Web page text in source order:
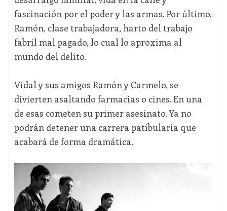
fascinación por el poder y las armas. Por último,
Ramón, clase trabajadora, harto del trabajo
fabril mal pagado, lo cual lo aproxima al
mundo del delito.
Vidal y sus amigos Ramón y Carmelo, se
divierten asaltando farmacias o cines. En una
de esas cometen su primer asesinato. Ya no
podrán detener una carrera patibularia que
acabará de forma dramática.